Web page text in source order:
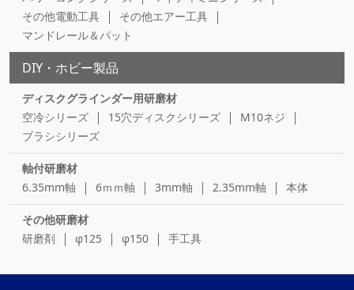
その他電動工具
その他エアー工具
マンドレール＆パット
DIY・ホビー製品
ディスクグラインダー用研磨材
空冷シリーズ
15穴ディスクシリーズ
M10ネジ
ブラシシリーズ
軸付研磨材
6.35mm軸
6ｍｍ軸 3mm軸 2.35mm軸 本体
その他研磨材
研磨剤
φ125 φ150 手工具